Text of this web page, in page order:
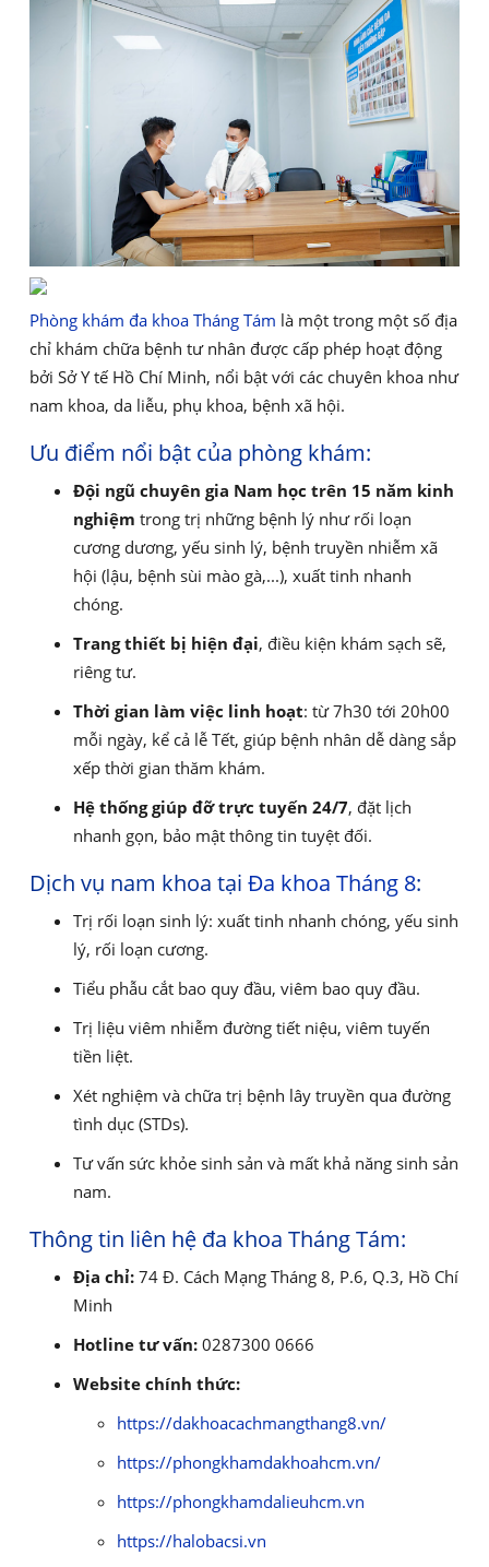
Phòng khám đa khoa Tháng Tám là một trong một số địa
chỉ khám chữa bệnh tư nhân được cấp phép hoạt động
bởi Sở Y tế Hồ Chí Minh, nổi bật với các chuyên khoa như
nam khoa, da liễu, phụ khoa, bệnh xã hội.
Ưu điểm nổi bật của phòng khám:
Đội ngũ chuyên gia Nam học trên 15 năm kinh
nghiệm trong trị những bệnh lý như rối loạn
cương dương, yếu sinh lý, bệnh truyền nhiễm xã
hội (lậu, bệnh sùi mào gà,...), xuất tinh nhanh
chóng.
Trang thiết bị hiện đại, điều kiện khám sạch sẽ,
riêng tư.
Thời gian làm việc linh hoạt: từ 7h30 tới 20h00
mỗi ngày, kể cả lễ Tết, giúp bệnh nhân dễ dàng sắp
xếp thời gian thăm khám.
Hệ thống giúp đỡ trực tuyến 24/7, đặt lịch
nhanh gọn, bảo mật thông tin tuyệt đối.
Dịch vụ nam khoa tại Đa khoa Tháng 8:
Trị rối loạn sinh lý: xuất tinh nhanh chóng, yếu sinh
lý, rối loạn cương.
Tiểu phẫu cắt bao quy đầu, viêm bao quy đầu.
Trị liệu viêm nhiễm đường tiết niệu, viêm tuyến
tiền liệt.
Xét nghiệm và chữa trị bệnh lây truyền qua đường
tình dục (STDs).
Tư vấn sức khỏe sinh sản và mất khả năng sinh sản
nam.
Thông tin liên hệ đa khoa Tháng Tám:
Địa chỉ: 74 Đ. Cách Mạng Tháng 8, P.6, Q.3, Hồ Chí
Minh
Hotline tư vấn: 0287300 0666
Website chính thức:
https://dakhoacachmangthang8.vn/
https://phongkhamdakhoahcm.vn/
https://phongkhamdalieuhcm.vn
https://halobacsi.vn